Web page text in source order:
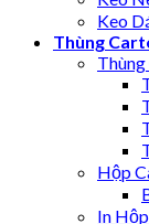
Keo
Thùng
Hộp
In